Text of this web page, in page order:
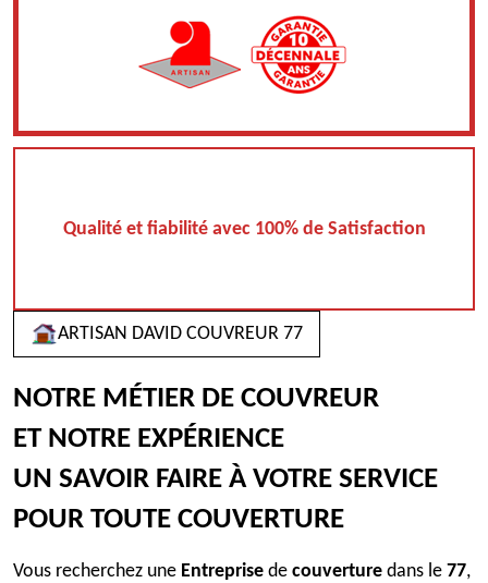
Qualité et fiabilité avec 100% de Satisfaction
ARTISAN DAVID COUVREUR 77
NOTRE MÉTIER DE COUVREUR
ET NOTRE EXPÉRIENCE
UN SAVOIR FAIRE À VOTRE SERVICE
POUR TOUTE COUVERTURE
Vous recherchez une Entreprise de couverture dans le 77,